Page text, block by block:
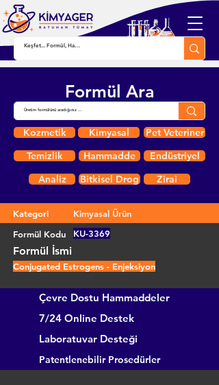
Formül Ara
Kozmetik Kimyasal
Pet Veteriner
Temizlik
Hammadde
Endüstriyel
Analiz
Bitkisel Drog Zirai
Kategori
Kimyasal Ürün
Formül Kodu
KU-3369
Formül İsmi
Conjugated Estrogens - Enjeksiyon
Çevre Dostu Hammaddeler
7/24 Online Destek
Laboratuvar Desteği
Patentlenebilir Prosedürler